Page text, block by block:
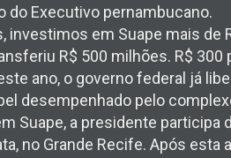
do Executivo pernambucano.
investimos em Suape mais de
R$ 500 milhões. R$ 300
ano, o governo federal já
desempenhado pelo
Suape, a presidente participa
no Grande Recife. Após esta